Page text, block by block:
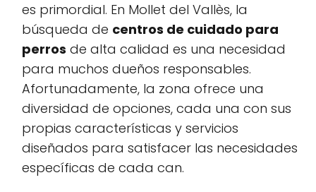
es primordial. En Mollet del Vallès, la
búsqueda de centros de cuidado para
perros de alta calidad es una necesidad
para muchos dueños responsables.
Afortunadamente, la zona ofrece una
diversidad de opciones, cada una con sus
propias características y servicios
diseñados para satisfacer las necesidades
específicas de cada can.